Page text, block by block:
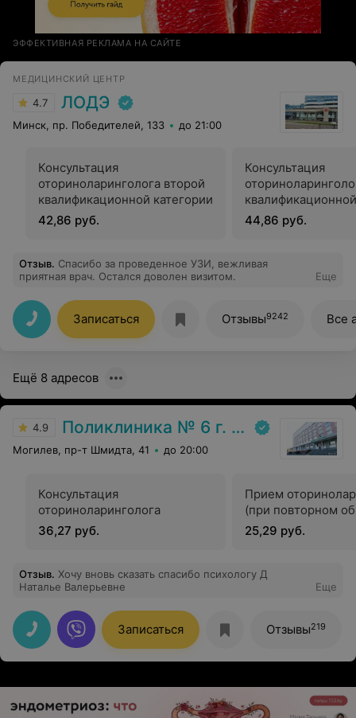
ЭФФЕКТИВНАЯ РЕКЛАМА НА САЙТЕ
МЕДИЦИНСКИЙ ЦЕНТР
4.7 ЛОДЭ
Минск, пр. Победителей, 133 до 21:00
Консультация
оториноларинголога второй
квалификационной категории
42,86 руб.
Консультация
44,86 руб.
Отзыв. Спасибо за проведенное УЗИ, вежливая
приятная врач. Остался доволен визитом.
Еще
Записаться Отзывы9242 Все
Ещё 8 адресов
4.9 Поликлиника № 6 г. Могилева
Могилев, пр-т Шмидта, 41 до 20:00
Консультация
оториноларинголога
36,27 руб.
Прием
(при повторном
25,29 руб.
Отзыв. Хочу вновь сказать спасибо психологу Д
Наталье Валерьевне
Еще
Записаться Отзывы219